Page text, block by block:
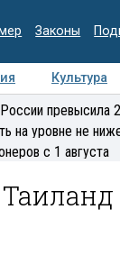
Законы
Культура
Интервьюпревысила
на уровне не
с 1 августа